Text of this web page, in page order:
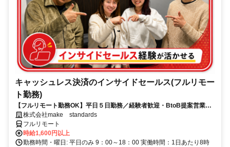
キャッシュレス決済のインサイドセールス(フルリモー
ト勤務)
【フルリモート勤務OK】平日５日勤務／経験者歓迎・BtoB提案営業で
スキルアップ
株式会社make standards
フルリモート
時給1,600円以上
勤務時間・曜日: 平日のみ 9：00～18：00 実働時間：1日あたり8時